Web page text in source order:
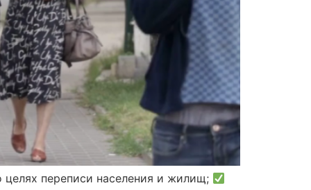
переписи населения и жилищ;